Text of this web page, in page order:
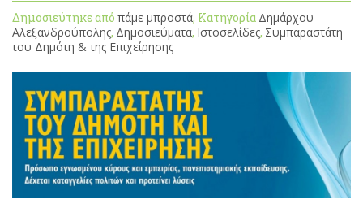
Δημοσιεύτηκε από πάμε μπροστά, Κατηγορία Δημάρχου
Αλεξανδρούπολης, Δημοσιεύματα, Ιστοσελίδες, Συμπαραστάτη
του Δημότη & της Επιχείρησης